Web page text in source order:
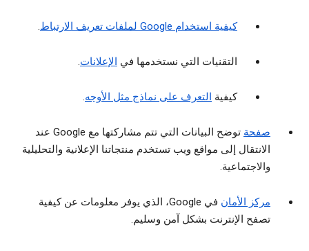
كيفية استخدام Google لملفات تعريف الارتباط .
التقنيات التي نستخدمها في الإعلانات.
كيفية التعرف على نماذج مثل الأوجه.
صفحة
توضح البيانات التي تتم مشاركتها مع Google عند
الانتقال إلى مواقع ويب تستخدم منتجاتنا الإعلانية والتحليلية
والاجتماعية.
مركز الأمان
في Google، الذي يوفر معلومات عن كيفية
تصفح الإنترنت بشكل آمن وسليم.